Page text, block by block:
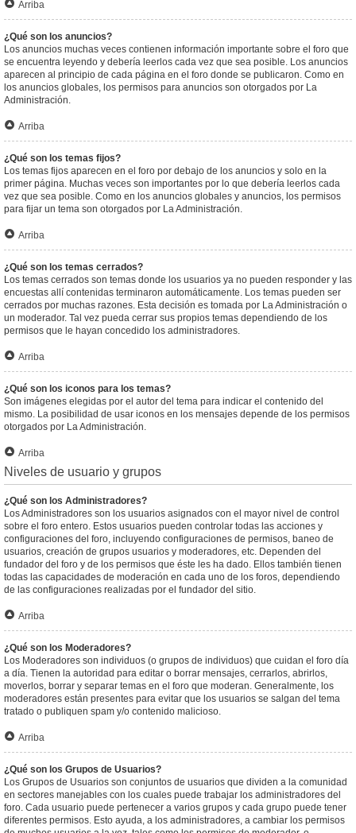
Arriba
¿Qué son los anuncios?
Los anuncios muchas veces contienen información importante sobre el foro que
se encuentra leyendo y debería leerlos cada vez que sea posible. Los anuncios
aparecen al principio de cada página en el foro donde se publicaron. Como en
los anuncios globales, los permisos para anuncios son otorgados por La
Administración.
Arriba
¿Qué son los temas fijos?
Los temas fijos aparecen en el foro por debajo de los anuncios y solo en la
primer página. Muchas veces son importantes por lo que debería leerlos cada
vez que sea posible. Como en los anuncios globales y anuncios, los permisos
para fijar un tema son otorgados por La Administración.
Arriba
¿Qué son los temas cerrados?
Los temas cerrados son temas donde los usuarios ya no pueden responder y las
encuestas allí contenidas terminaron automáticamente. Los temas pueden ser
cerrados por muchas razones. Esta decisión es tomada por La Administración o
un moderador. Tal vez pueda cerrar sus propios temas dependiendo de los
permisos que le hayan concedido los administradores.
Arriba
¿Qué son los iconos para los temas?
Son imágenes elegidas por el autor del tema para indicar el contenido del
mismo. La posibilidad de usar iconos en los mensajes depende de los permisos
otorgados por La Administración.
Arriba
Niveles de usuario y grupos
¿Qué son los Administradores?
Los Administradores son los usuarios asignados con el mayor nivel de control
sobre el foro entero. Estos usuarios pueden controlar todas las acciones y
configuraciones del foro, incluyendo configuraciones de permisos, baneo de
usuarios, creación de grupos usuarios y moderadores, etc. Dependen del
fundador del foro y de los permisos que éste les ha dado. Ellos también tienen
todas las capacidades de moderación en cada uno de los foros, dependiendo
de las configuraciones realizadas por el fundador del sitio.
Arriba
¿Qué son los Moderadores?
Los Moderadores son individuos (o grupos de individuos) que cuidan el foro día
a día. Tienen la autoridad para editar o borrar mensajes, cerrarlos, abrirlos,
moverlos, borrar y separar temas en el foro que moderan. Generalmente, los
moderadores están presentes para evitar que los usuarios se salgan del tema
tratado o publiquen spam y/o contenido malicioso.
Arriba
¿Qué son los Grupos de Usuarios?
Los Grupos de Usuarios son conjuntos de usuarios que dividen a la comunidad
en sectores manejables con los cuales puede trabajar los administradores del
foro. Cada usuario puede pertenecer a varios grupos y cada grupo puede tener
diferentes permisos. Esto ayuda, a los administradores, a cambiar los permisos